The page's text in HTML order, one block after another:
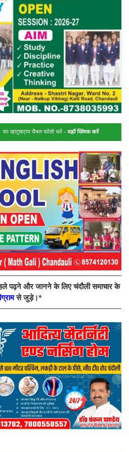
पढ़ने और जानने के लिए चंदौली समाचार के
से जुड़े।*